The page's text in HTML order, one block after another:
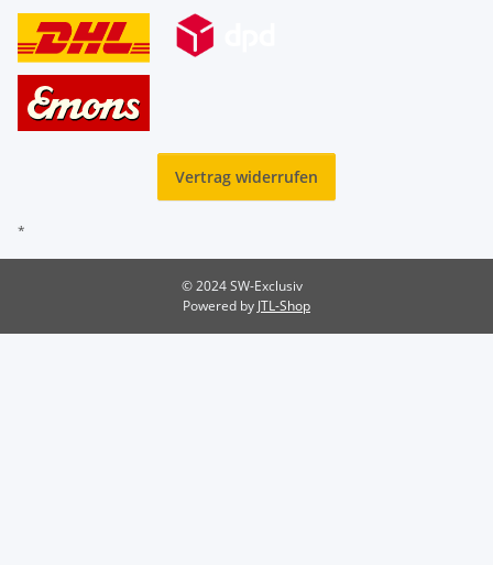
Vertrag widerrufen
*
© 2024 SW-Exclusiv
Powered by JTL-Shop